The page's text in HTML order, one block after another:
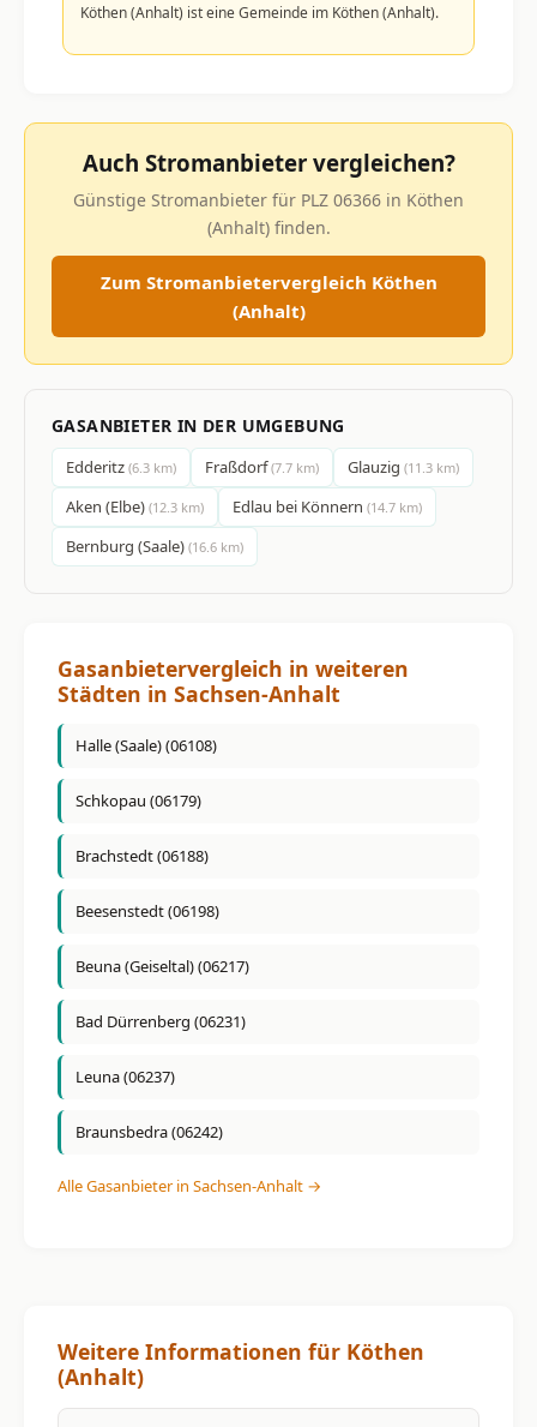
Köthen (Anhalt) ist eine Gemeinde im Köthen (Anhalt).
Auch Stromanbieter vergleichen?
Günstige Stromanbieter für PLZ 06366 in Köthen
(Anhalt) finden.
Zum Stromanbietervergleich Köthen
(Anhalt)
GASANBIETER IN DER UMGEBUNG
Edderitz (6.3 km) Fraßdorf(7.7 km) Glauzig (11.3 km)
Aken (Elbe) (12.3 km) Edlau bei Könnern (14.7 km)
Bernburg (Saale) (16.6 km)
Gasanbietervergleich in weiteren
Städten in Sachsen-Anhalt
Halle (Saale) (06108)
Schkopau (06179)
Brachstedt (06188)
Beesenstedt (06198)
Beuna (Geiseltal) (06217)
Bad Dürrenberg (06231)
Leuna (06237)
Braunsbedra (06242)
Alle Gasanbieter in Sachsen-Anhalt →
Weitere Informationen für Köthen
(Anhalt)